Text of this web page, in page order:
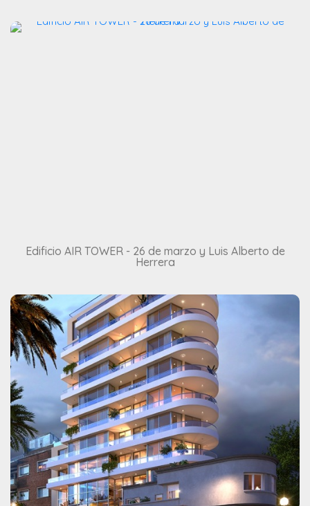
Edificio AIR TOWER - 26 de marzo y Luis Alberto de
Herrera